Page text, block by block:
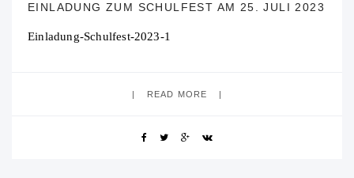
EINLADUNG ZUM SCHULFEST AM 25. JULI 2023
Einladung-Schulfest-2023-1
READ MORE